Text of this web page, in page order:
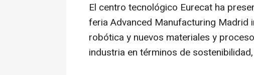
El centro tecnológico Eurecat ha
feria Advanced Manufacturing Madrid
robótica y nuevos materiales y
industria en términos de